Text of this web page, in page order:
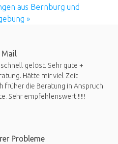
aus Bernburg und
»
gelöst. Sehr gute +
Hätte mir viel Zeit
früher die Beratung in Anspruch
Sehr empfehlenswert !!!!!
Probleme